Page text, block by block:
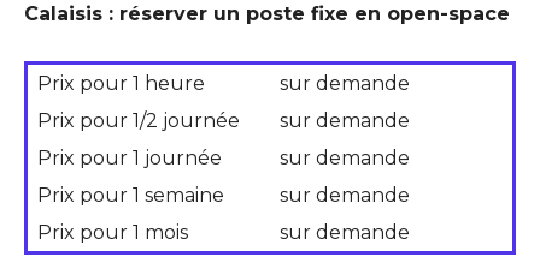
Calaisis : réserver un poste fixe en open-space
Prix pour 1 heure
sur demande
Prix pour 1/2 journée
sur demande
Prix pour 1 journée
sur demande
Prix pour 1 semaine
sur demande
Prix pour 1 mois
sur demande